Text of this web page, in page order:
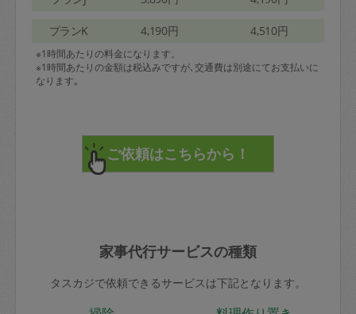
プランK 4,190円 4,510円
※1時間あたりの料金になります。
※1時間あたりの金額は税込みですが､交通費は別途にてお支払いに
なります｡
家事代行サービスの種類
タスカジで依頼できるサービスは下記となります。